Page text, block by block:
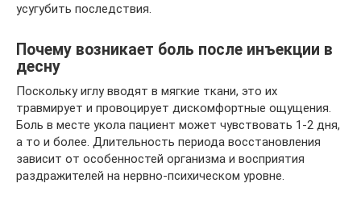
усугубить последствия.
Почему возникает боль после инъекции в
десну
Поскольку иглу вводят в мягкие ткани, это их
травмирует и провоцирует дискомфортные ощущения.
Боль в месте укола пациент может чувствовать 1-2 дня,
а то и более. Длительность периода восстановления
зависит от особенностей организма и восприятия
раздражителей на нервно-психическом уровне.